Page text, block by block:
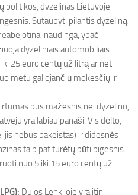
politikos, dyzelinas Lietuvoje
Sutaupyti pilantis dyzeliną
naudinga, ypač
dyzeliniais automobiliais.
25 euro centų už litrą ar net
metu galiojančių mokesčių ir
bus mažesnis nei dyzelino,
yra labiau panaši. Vis dėlto,
nebus pakeistas) ir didesnės
taip pat turėtų būti pigesnis.
nuo 5 iki 15 euro centų už
Dujos Lenkijoje yra itin